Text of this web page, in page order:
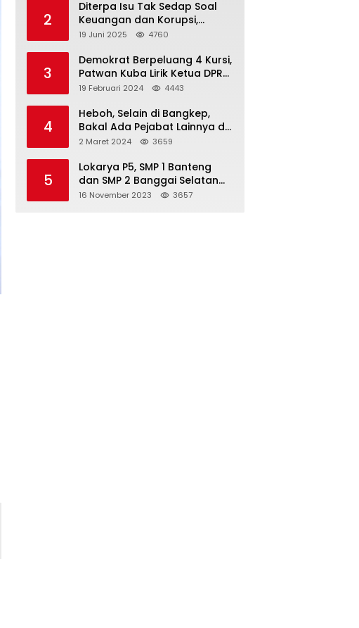
2
Diterpa Isu Tak Sedap Soal
Keuangan dan Korupsi,
Pemda Balut Sebut Isu Tak
19 Juni 2025 4760
3
Demokrat Berpeluang 4 Kursi,
Patwan Kuba Lirik Ketua DPRD
Banggai Laut
19 Februari 2024 4443
4
Heboh, Selain di Bangkep,
Bakal Ada Pejabat Lainnya di
Banggai Laut yang Bakal di
2 Maret 2024 3659
5
Lokarya P5, SMP 1 Banteng
dan SMP 2 Banggai Selatan
Curi Perhatian
16 November 2023 3657